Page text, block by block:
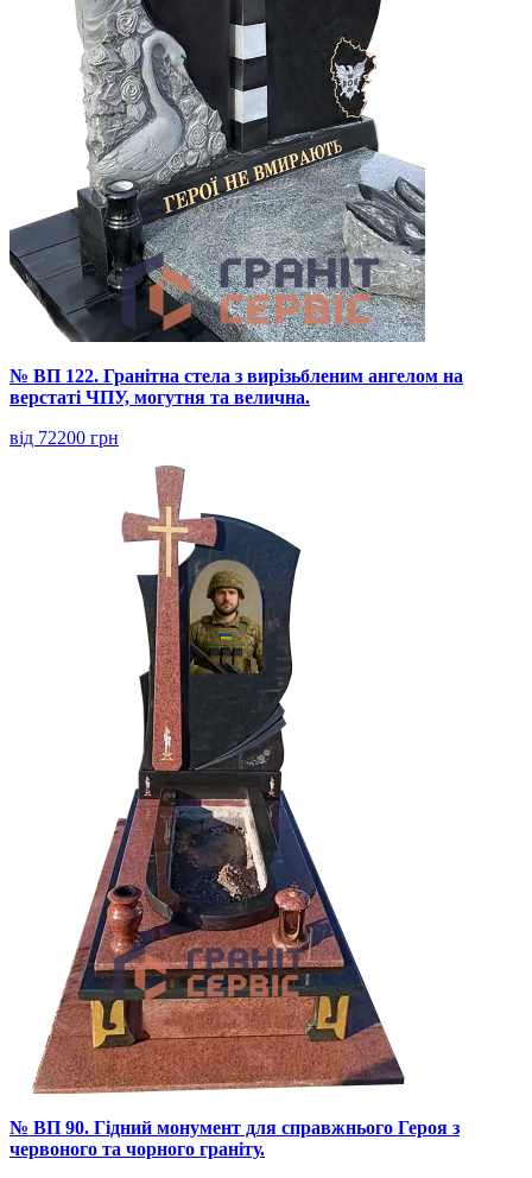
№ ВП 122. Гранітна стела з вирізьбленим ангелом на
верстаті ЧПУ, могутня та велична.
від 72200 грн
№ ВП 90. Гідний монумент для справжнього Героя з
червоного та чорного граніту.